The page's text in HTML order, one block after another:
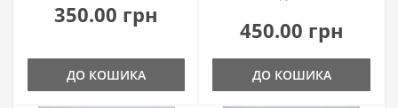
350.00 грн
ДО КОШИКА
450.00 грн
ДО КОШИКА